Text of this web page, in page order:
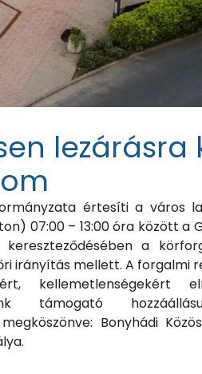
lezárásra
értesíti a város
07:00 – 13:00 óra között a
a
irányítás mellett. A forgalmi
kellemetlenségekért
támogató
Bonyhádi